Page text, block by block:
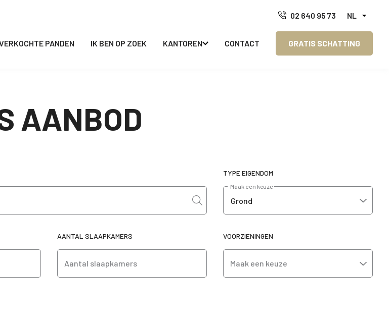
02 640 95 73 NL
PANDEN IK BEN OP ZOEK KANTOREN CONTACT GRATIS SCHATTING
AANBOD
TYPE EIGENDOM
Maak een keuze
AANTAL SLAAPKAMERS
Aantal slaapkamers
VOORZIENINGEN
Maak een keuze